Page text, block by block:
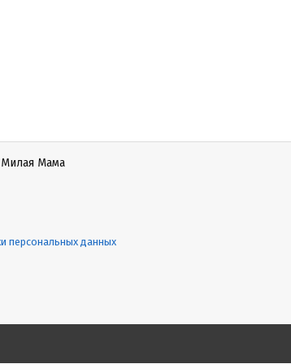
Милая Мама
персональных данных